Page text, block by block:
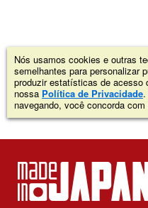
Nós usamos cookies e outras
semelhantes para personalizar
produzir estatísticas de acesso
nossa Política de Privacidade
navegando, você concorda